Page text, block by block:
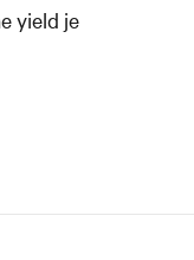
yield je